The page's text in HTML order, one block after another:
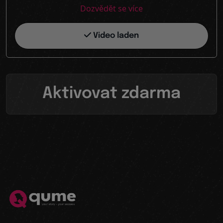
Dozvědět se více
Video laden
Aktivovat zdarma